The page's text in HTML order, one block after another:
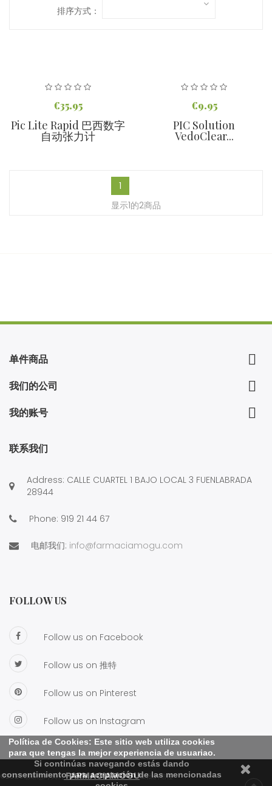
排序方式：
€35.95
Pic Lite Rapid 巴西数字
自动张力计
€9.95
PIC Solution
VedoClear...
1
显示1的2商品
单件商品 
我们的公司 
我的账号 
联系我们
Address: CALLE CUARTEL 1 BAJO LOCAL 3 FUENLABRADA
28944
Phone: 919 21 44 67
电邮我们: info@farmaciamogu.com
FOLLOW US
Follow us on Facebook
Follow us on 推特
Follow us on Pinterest
Follow us on Instagram
Política de Cookies: Este sitio web utiliza cookies
para que tengas la mejor experiencia de usuariao.
Si continúas navegando estás dando
consentimiento para aceptación de las mencionadas
©2020感谢您对我们FARMACIAMOGU集团的信任